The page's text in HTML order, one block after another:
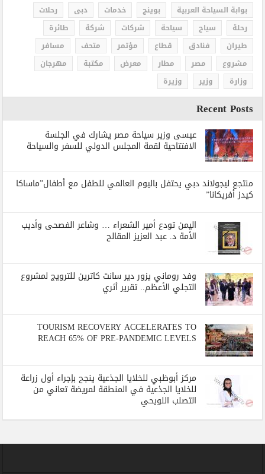
بوابة السياحة العربية
بوينج خدمات دبى
رحلات
رحلة
سياح سياحة شركات شركة
طائرة
طيران
فنادق قطاع مؤتمر متحف
مسافر
مشروع
مصر مطار معرض مكتبة
مهرجان
وزارة
وزير وزيرة
Recent Posts
عيسى وزير سياحة مصر يشارك في الجلسة
الافتتاحية لقمة المجلس الدولي للسفر والسياحة
منتجع ليجولاند دبي يحتفل باليوم العالمي للطفل مع أطفال”ماساكا
كيدز أفريكانا”
اليمن تودع أمير الشعراء … وشاعر الفصحى وأديب
الأمة د. عبد العزيز المقالح
وفد روماني يزور دير سانت كاترين للترويج لمشروع
التجلي الأعظم.. تقرير أثري
TOURISM RECOVERY ACCELERATES TO
REACH 65% OF PRE-PANDEMIC LEVELS
مركز أبوظبي للخلايا الجذعية ينجح بإجراء أول زراعة
للخلايا الجذعية في المنطقة لمريضة تعاني من
التصلب اللويحي